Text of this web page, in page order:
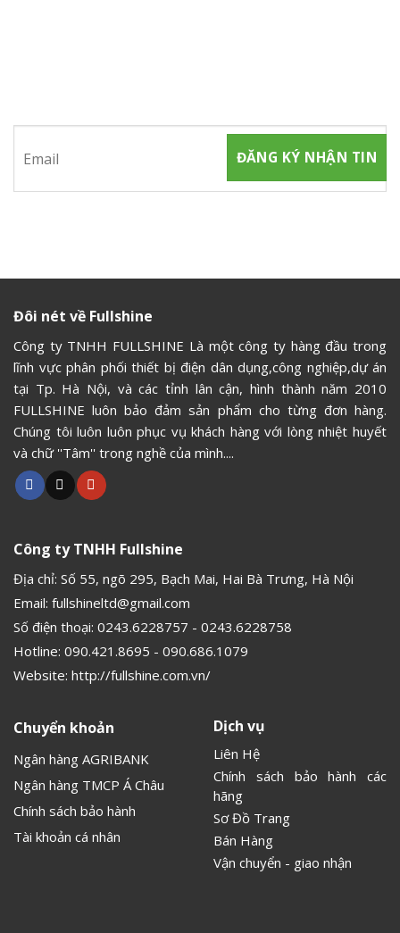
Đôi nét về Fullshine
Công ty TNHH FULLSHINE Là một công ty hàng đầu trong
lĩnh vực phân phối thiết bị điện dân dụng,công nghiệp,dự án
tại Tp. Hà Nội, và các tỉnh lân cận, hình thành năm 2010
FULLSHINE luôn bảo đảm sản phẩm cho từng đơn hàng.
Chúng tôi luôn luôn phục vụ khách hàng với lòng nhiệt huyết
và chữ ''Tâm'' trong nghề của mình....
Công ty TNHH Fullshine
Địa chỉ: Số 55, ngõ 295, Bạch Mai, Hai Bà Trưng, Hà Nội
Email: fullshineltd@gmail.com
Số điện thoại: 0243.6228757 - 0243.6228758
Hotline: 090.421.8695 - 090.686.1079
Website: http://fullshine.com.vn/
Chuyển khoản
Ngân hàng AGRIBANK
Ngân hàng TMCP Á Châu
Chính sách bảo hành
Tài khoản cá nhân
Dịch vụ
Liên Hệ
Chính sách bảo hành các
hãng
Sơ Đồ Trang
Bán Hàng
Vận chuyển - giao nhận